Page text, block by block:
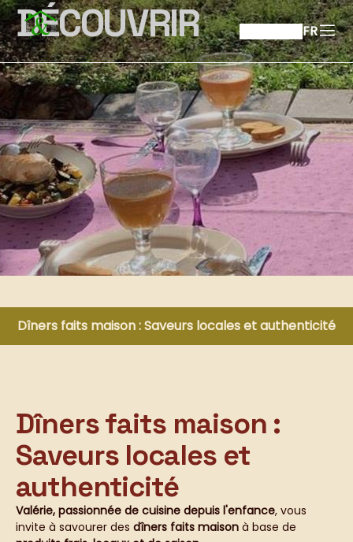
FR
DÉCOUVRIR
Dîners faits maison : Saveurs locales et authenticité
Dîners faits maison :
Saveurs locales et
authenticité
Valérie, passionnée de cuisine depuis l'enfance, vous
invite à savourer des dîners faits maison à base de